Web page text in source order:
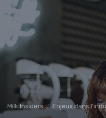
Milk Insiders Enjeux dans